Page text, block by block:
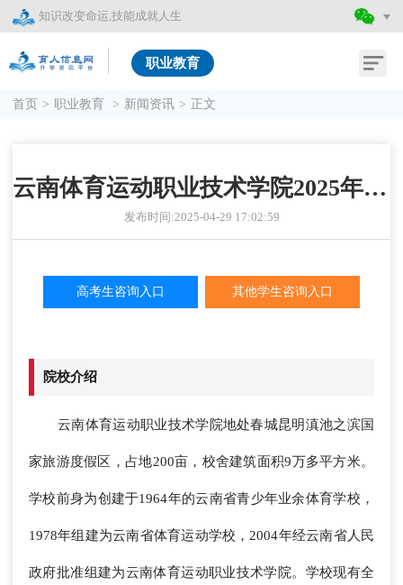
知识改变命运,技能成就人生
职业教育
首页 > 职业教育 > 新闻资讯 > 正文
云南体育运动职业技术学院2025年职教高考、春季高考招生简章
发布时间:2025-04-29 17:02:59
高考生咨询入口 其他学生咨询入口
院校介绍
云南体育运动职业技术学院地处春城昆明滇池之滨国
家旅游度假区，占地200亩，校舍建筑面积9万多平方米。
学校前身为创建于1964年的云南省青少年业余体育学校，
1978年组建为云南省体育运动学校，2004年经云南省人民
政府批准组建为云南体育运动职业技术学院。学校现有全